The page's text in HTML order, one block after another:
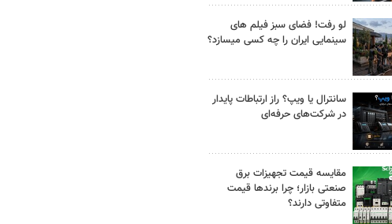
لو رفت! فضای سبز فیلم های
سینمایی ایران را چه کسی میسازد؟
سانترال یا ویپ؟ راز ارتباطات پایدار
در شرکت‌های حرفه‌ای
مقایسه قیمت تجهیزات برق
صنعتی بازار؛ چرا برندها قیمت
متفاوتی دارند؟